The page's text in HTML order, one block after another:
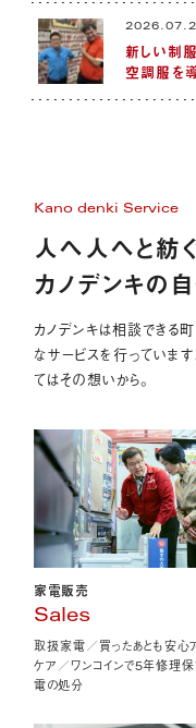
新しい制
空調服を
Kano denki Service
人へ人へと紡
カノデンキの
カノデンキは相談できる
なサービスを行っていま
てはその想いから。
家電販売
Sales
取扱家電／買ったあとも安心
ケア／ワンコインで5年修理
電の処分